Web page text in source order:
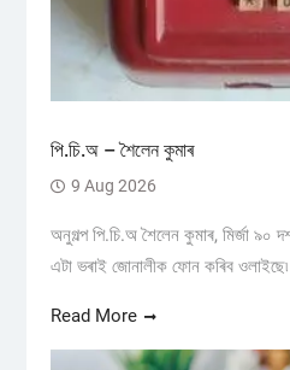
পি.চি.অ – শৈলেন কুমাৰ
9 Aug 2026
অনুগল্প পি.চি.অ শৈলেন কুমাৰ, মিৰ্জা
এটা ভৰাই জোনালীক ফোন কৰিব
Read More